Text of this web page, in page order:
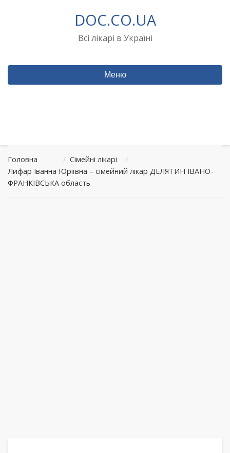
DOC.CO.UA
Всі лікарі в Україні
Меню
Головна / Сімейні лікарі
/
Лифар Іванна Юріївна – сімейний лікар ДЕЛЯТИН ІВАНО-
ФРАНКІВСЬКА область